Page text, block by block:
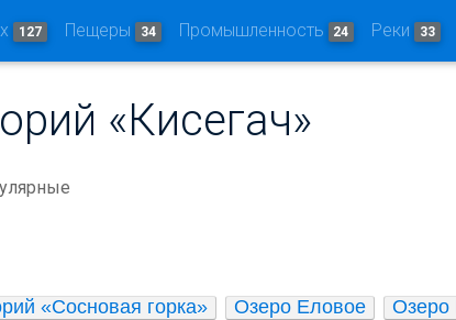
127 Пещеры 34 Промышленность 24 Реки 33
«Кисегач»
«Сосновая горка» Озеро Еловое
Озеро